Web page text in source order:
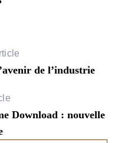
de l’industrie
Download : nouvelle